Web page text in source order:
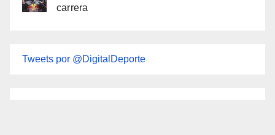
carrera
Tweets por @DigitalDeporte